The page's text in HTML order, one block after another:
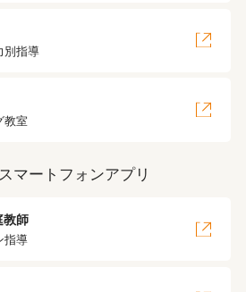
別指導
教室
マートフォンアプリ
教師
指導